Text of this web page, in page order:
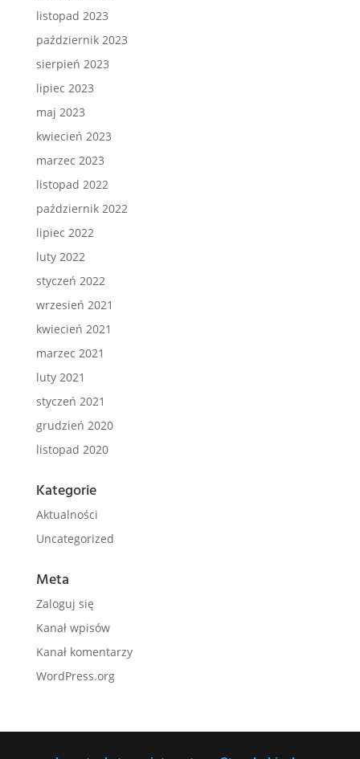
listopad 2023
październik 2023
sierpień 2023
lipiec 2023
maj 2023
kwiecień 2023
marzec 2023
listopad 2022
październik 2022
lipiec 2022
luty 2022
styczeń 2022
wrzesień 2021
kwiecień 2021
marzec 2021
luty 2021
styczeń 2021
grudzień 2020
listopad 2020
Kategorie
Aktualności
Uncategorized
Meta
Zaloguj się
Kanał wpisów
Kanał komentarzy
WordPress.org